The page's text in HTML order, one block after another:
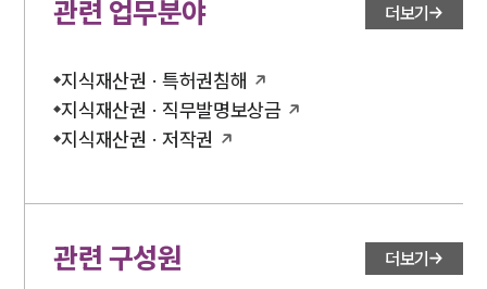
관련 업무분야 더보기
지식재산권 · 특허권침해
지식재산권 · 직무발명보상금
지식재산권 · 저작권
관련 구성원 더보기